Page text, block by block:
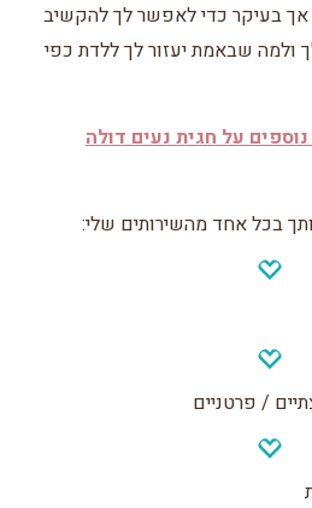
אך בעיקר כדי לאפשר לך להקשיב
ולמה שבאמת יעזור לך ללדת כפי
על חגית נעים דולה
בכל אחד מהשירותים שלי:
/ פרטניים